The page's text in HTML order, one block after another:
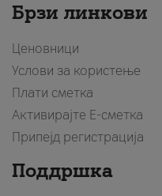
Брзи линкови
Ценовници
Услови за користење
Плати сметка
Активирајте Е-сметка
Припејд регистрација
Поддршка